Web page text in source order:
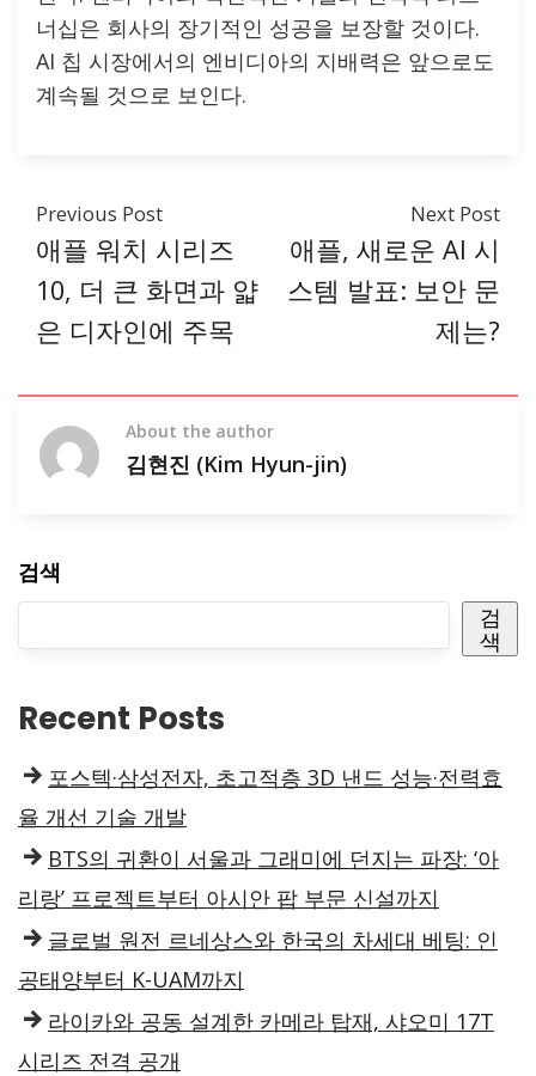
너십은 회사의 장기적인 성공을 보장할 것이다.
AI 칩 시장에서의 엔비디아의 지배력은 앞으로도
계속될 것으로 보인다.
Previous Post
애플 워치 시리즈
10, 더 큰 화면과 얇
은 디자인에 주목
Next Post
애플, 새로운 AI 시
스템 발표: 보안 문
제는?
About the author
김현진 (Kim Hyun-jin)
검색
검
색
Recent Posts
포스텍·삼성전자, 초고적층 3D 낸드 성능·전력효
율 개선 기술 개발
BTS의 귀환이 서울과 그래미에 던지는 파장: ‘아
리랑’ 프로젝트부터 아시안 팝 부문 신설까지
글로벌 원전 르네상스와 한국의 차세대 베팅: 인
공태양부터 K-UAM까지
라이카와 공동 설계한 카메라 탑재, 샤오미 17T
시리즈 전격 공개